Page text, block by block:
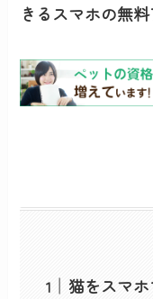
きるスマホの無
猫をスマ